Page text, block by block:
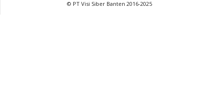
© PT Visi Siber Banten 2016-2025